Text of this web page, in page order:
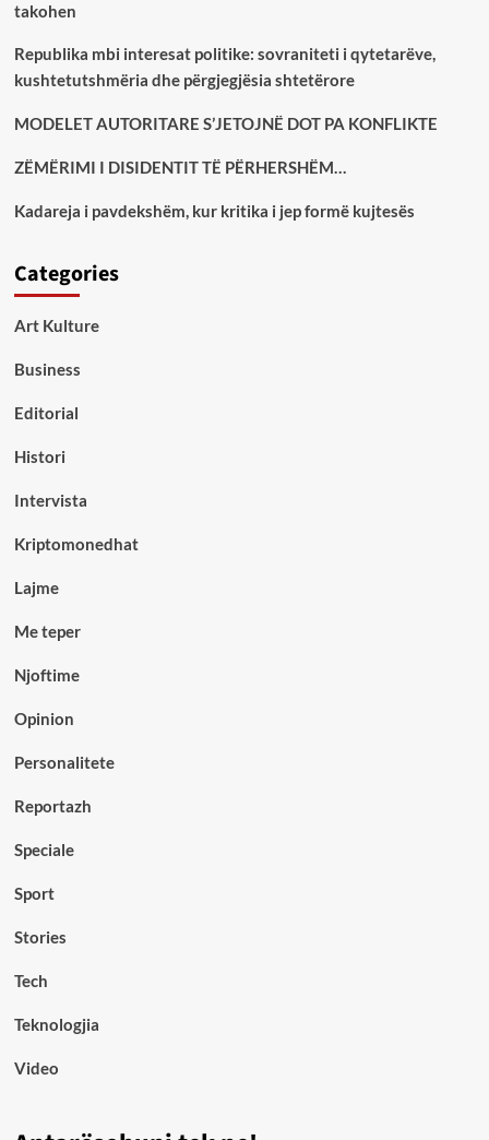
takohen
Republika mbi interesat politike: sovraniteti i qytetarëve,
kushtetutshmëria dhe përgjegjësia shtetërore
MODELET AUTORITARE S’JETOJNË DOT PA KONFLIKTE
ZËMËRIMI I DISIDENTIT TË PËRHERSHËM…
Kadareja i pavdekshëm, kur kritika i jep formë kujtesës
Categories
Art Kulture
Business
Editorial
Histori
Intervista
Kriptomonedhat
Lajme
Me teper
Njoftime
Opinion
Personalitete
Reportazh
Speciale
Sport
Stories
Tech
Teknologjia
Video